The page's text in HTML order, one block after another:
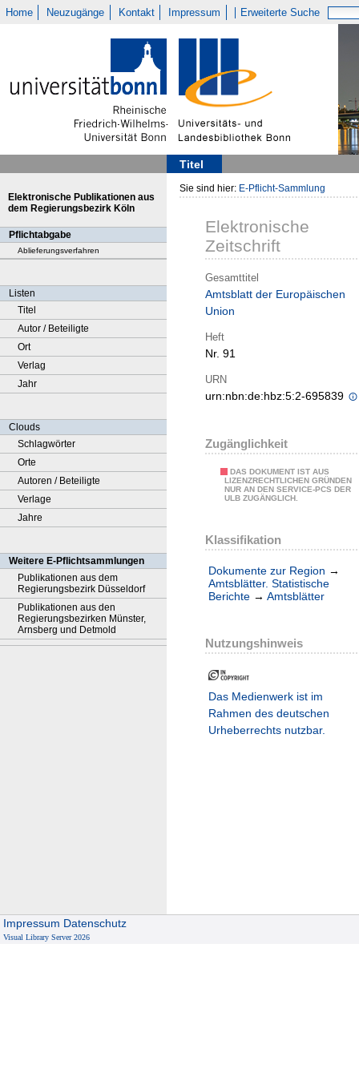
Home Neuzugänge Kontakt Impressum Erweiterte Suche
Titel
Elektronische Publikationen aus
dem Regierungsbezirk Köln
Pflichtabgabe
Ablieferungsverfahren
Listen
Titel
Autor / Beteiligte
Ort
Verlag
Jahr
Clouds
Schlagwörter
Orte
Autoren / Beteiligte
Verlage
Jahre
Weitere E-Pflichtsammlungen
Publikationen aus dem
Regierungsbezirk Düsseldorf
Publikationen aus den
Regierungsbezirken Münster,
Arnsberg und Detmold
Sie sind hier: E-Pflicht-Sammlung
Elektronische
Zeitschrift
Gesamttitel
Amtsblatt der Europäischen
Union
Heft
Nr. 91
URN
urn:nbn:de:hbz:5:2-695839
Zugänglichkeit
DAS DOKUMENT IST AUS
LIZENZRECHTLICHEN GRÜNDEN
NUR AN DEN SERVICE-PCS DER
ULB ZUGÄNGLICH.
Klassifikation
Dokumente zur Region →
Amtsblätter. Statistische
Berichte → Amtsblätter
Nutzungshinweis
Das Medienwerk ist im
Rahmen des deutschen
Urheberrechts nutzbar.
Impressum Datenschutz
Visual Library Server 2026